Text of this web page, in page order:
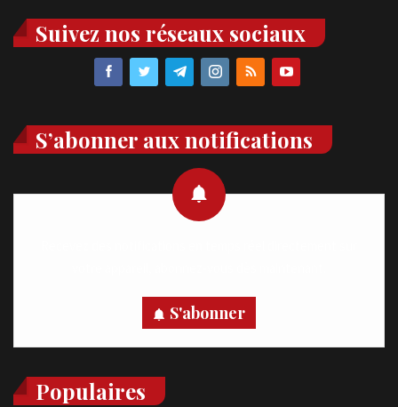
Suivez nos réseaux sociaux
S’abonner aux notifications
S'abonner
Populaires